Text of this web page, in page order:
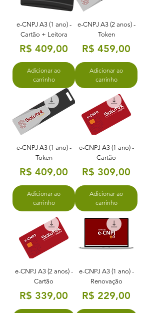
e-CNPJ A3 (1 ano) -
Cartão + Leitora
Preço
R$ 409,00
Adicionar ao
carrinho
e-CNPJ A3 (2 anos) -
Token
Preço
R$ 459,00
Adicionar ao
carrinho
e-CNPJ A3 (1 ano) -
Token
Preço
R$ 409,00
Adicionar ao
carrinho
e-CNPJ A3 (1 ano) -
Cartão
Preço
R$ 309,00
Adicionar ao
carrinho
e-CNPJ A3 (2 anos) -
Cartão
Preço
R$ 339,00
e-CNPJ A3 (1 ano) -
Renovação
Preço
R$ 229,00